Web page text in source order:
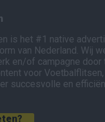
is het #1 native
van Nederland. Wij
en/of campagne door
voor
succesvolle en